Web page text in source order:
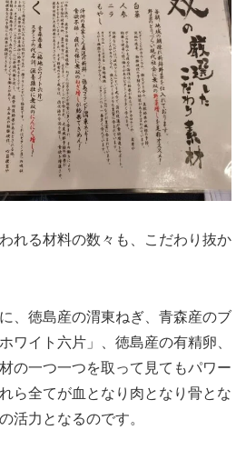
れる材料の数々も、こだわり抜か
、徳島産の渭東ねぎ、青森産のブ
ワイト六片」、徳島産の有精卵、
一つ一つを取って見てもパワー
ら全てが血となり肉となり骨とな
活力となるのです。